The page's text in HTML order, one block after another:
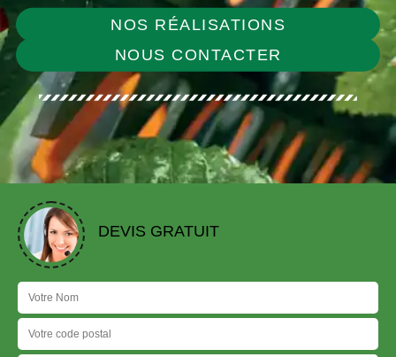
NOS RÉALISATIONS
NOUS CONTACTER
DEVIS GRATUIT